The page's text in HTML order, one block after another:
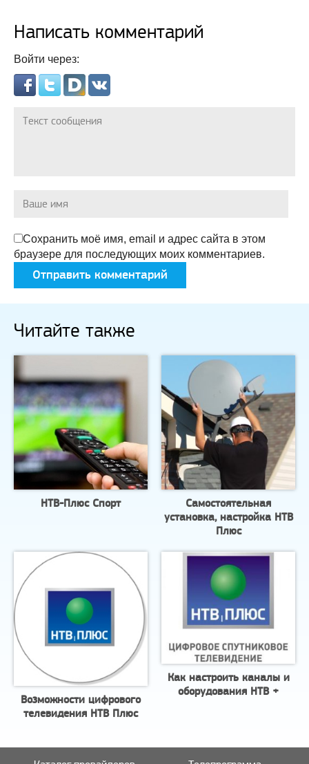
Написать комментарий
Войти через:
Сохранить моё имя, email и адрес сайта в этом
браузере для последующих моих комментариев.
Читайте также
НТВ-Плюс Спорт
Самостоятельная
установка, настройка НТВ
Плюс
Возможности цифрового
телевидения НТВ Плюс
Как настроить каналы и
оборудования НТВ +